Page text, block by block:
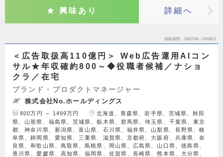
興味あり 詳細へ
掲載期間 26/07/30～26/08/12
＜広告取扱高110億円＞ Web広告運用AIコン
サル★年収確約800～◆役職者候補／ナショ
クラ／在宅
ブランド・プロダクトマネージャー
株式会社No.ホールディングス
800万円 ～ 1499万円
北海道、青森県、岩手県、宮城県、秋田
県、山形県、福島県、茨城県、栃木県、群馬県、埼玉県、千葉県、東京
都、神奈川県、新潟県、富山県、石川県、福井県、山梨県、長野県、岐
阜県、静岡県、愛知県、三重県、滋賀県、京都府、大阪府、兵庫県、奈
良県、和歌山県、鳥取県、島根県、岡山県、広島県、山口県、徳島県、
香川県、愛媛県、高知県、福岡県、佐賀県、長崎県、熊本県、大分県、